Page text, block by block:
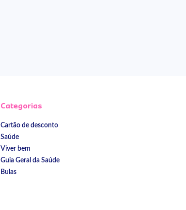
Categorias
Cartão de desconto
Saúde
Viver bem
Guia Geral da Saúde
Bulas